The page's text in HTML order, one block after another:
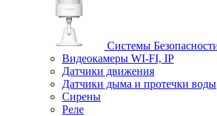
Системы
Видеокамеры WI-FI, IP
Датчики движения
Датчики дыма и протечки воды
Сирены
Реле